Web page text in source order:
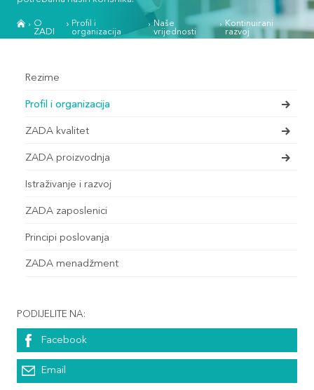
O
ZADI
Profil i
organizacija
Naše
vrijednosti
Kontinuirani
razvoj
Rezime
Profil i organizacija
ZADA kvalitet
ZADA proizvodnja
Istraživanje i razvoj
ZADA zaposlenici
Principi poslovanja
ZADA menadžment
PODIJELITE NA:
Facebook
Email